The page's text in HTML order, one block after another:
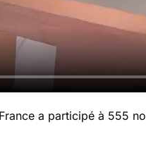
a participé à 555